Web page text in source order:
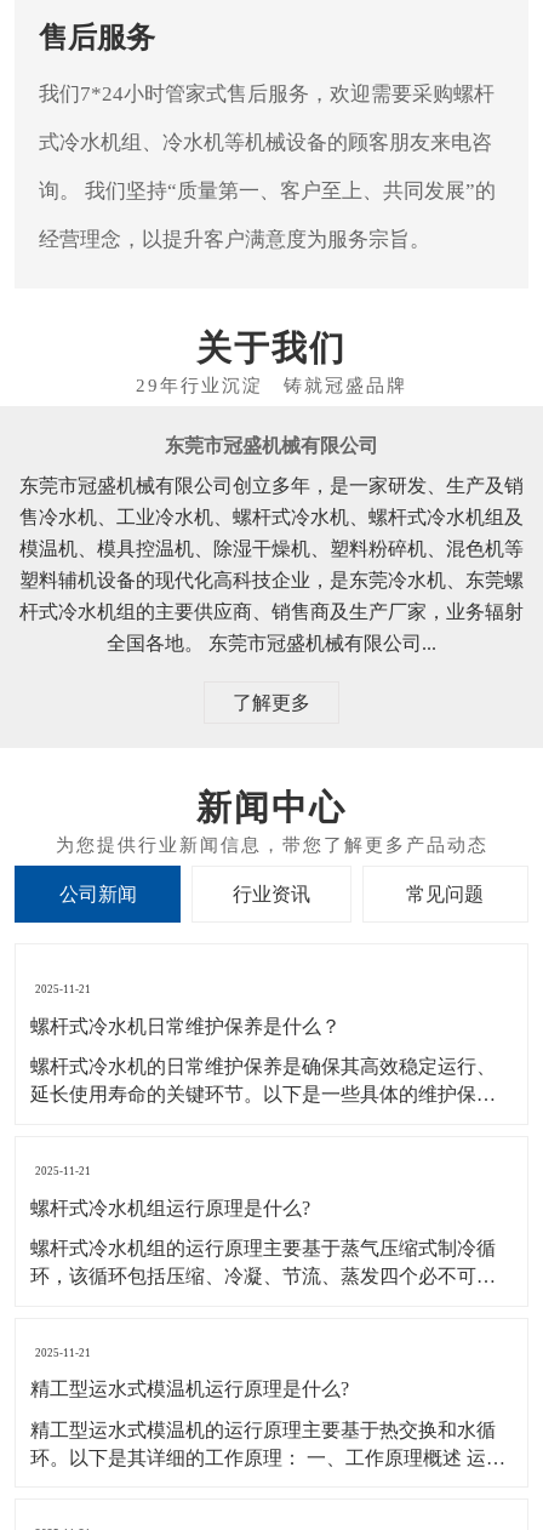
售后服务
我们7*24小时管家式售后服务，欢迎需要采购螺杆
式冷水机组、冷水机等机械设备的顾客朋友来电咨
询。 我们坚持“质量第一、客户至上、共同发展”的
经营理念，以提升客户满意度为服务宗旨。
关于我们
东莞市冠盛机械有限公司
东莞市冠盛机械有限公司创立多年，是一家研发、生产及销
售冷水机、工业冷水机、螺杆式冷水机、螺杆式冷水机组及
模温机、模具控温机、除湿干燥机、塑料粉碎机、混色机等
塑料辅机设备的现代化高科技企业，是东莞冷水机、东莞螺
杆式冷水机组的主要供应商、销售商及生产厂家，业务辐射
全国各地。 东莞市冠盛机械有限公司...
了解更多
新闻中心
公司新闻 行业资讯 常见问题
2025-11-21
螺杆式冷水机日常维护保养是什么？
螺杆式冷水机的日常维护保养是确保其高效稳定运行、
延长使用寿命的关键环节。以下是一些具体的维护保养
正常范围内运行。 记录运行数据，便于发现异常趋势，
及时采取措施。 清洁与除尘： 保持
2025-11-21
螺杆式冷水机组运行原理是什么?
螺杆式冷水机组的运行原理主要基于蒸气压缩式制冷循
环，该循环包括压缩、冷凝、节流、蒸发四个必不可少
电动机）通过压缩机叶轮对其施加能量，使制冷剂蒸汽
的压力提高并进入冷凝器。与此同时，制冷剂蒸汽
2025-11-21
精工型运水式模温机运行原理是什么?
精工型运水式模温机的运行原理主要基于热交换和水循
环。以下是其详细的工作原理： 一、工作原理概述 运水